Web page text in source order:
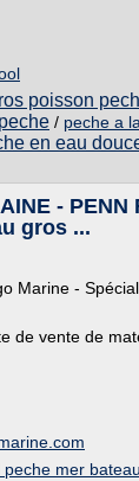
poisson
/ peche a
en eau
- PENN
gros ...
Marine -
de vente de
peche mer bateau